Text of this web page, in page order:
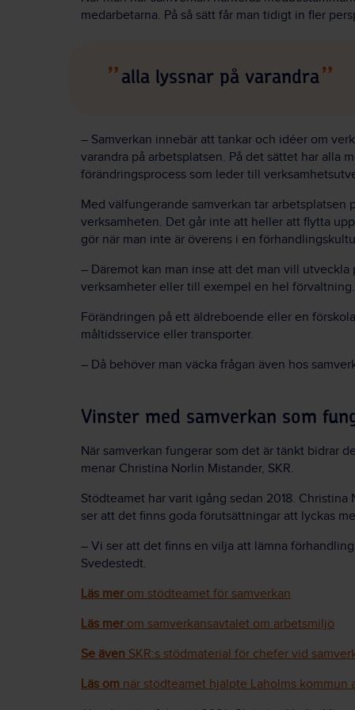
medarbetarna. På så sätt får man tidigt in fler
alla lyssnar på varandra
– Samverkan innebär att tankar och idéer om
varandra på arbetsplatsen. På det sättet har alla
förändringsprocess som leder till
Med välfungerande samverkan tar arbetsplatsen
verksamheten. Det går inte att heller att flytta
gör när man inte är överens i en
– Däremot kan man inse att det man vill
verksamheter eller till exempel en hel förvaltning.
Förändringen på ett äldreboende eller en
måltidsservice eller transporter.
– Då behöver man väcka frågan även hos
Vinster med samverkan som
När samverkan fungerar som det är tänkt bidrar
menar Christina Norlin Mistander, SKR.
Stödteamet har varit igång sedan 2018.
ser att det finns goda förutsättningar att lyckas
– Vi ser att det finns en vilja att lämna
Svedestedt.
Läs merom stödteamet för samverkan
Läs mer om samverkansavtalet om arbetsmiljö
Se även SKR:s stödmaterial för chefer vid
Läs om när stödteamet hjälpte Laholms kommun